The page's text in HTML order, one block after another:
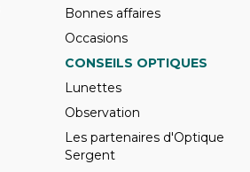
Bonnes affaires
Occasions
CONSEILS OPTIQUES
Lunettes
Observation
Les partenaires d'Optique
Sergent